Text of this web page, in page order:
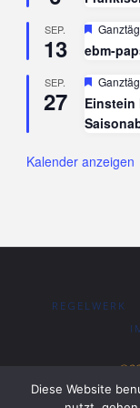
SEP.
13 ebm-
SEP.
27
Einstein
Kalender anzeigen
REGELWERK
Diese Website